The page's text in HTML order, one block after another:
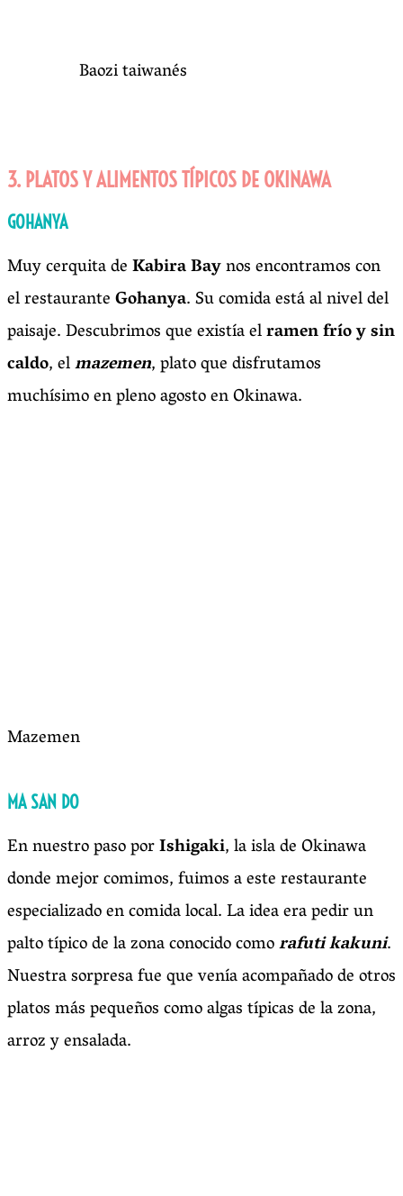
Baozi taiwanés
3. PLATOS Y ALIMENTOS TÍPICOS DE OKINAWA
GOHANYA
Muy cerquita deKabira Baynos encontramos con
el restauranteGohanya. Su comida está al nivel del
paisaje. Descubrimos que existía elramen frío y sin
caldo, elmazemen, plato que disfrutamos
muchísimo en pleno agosto en Okinawa.
Mazemen
MA SAN DO
En nuestro paso porIshigaki, la isla de Okinawa
donde mejor comimos, fuimos a este restaurante
especializado en comida local. La idea era pedir un
palto típico de la zona conocido comorafuti kakuni.
Nuestra sorpresa fue que venía acompañado de otros
platos más pequeños como algas típicas de la zona,
arroz y ensalada.